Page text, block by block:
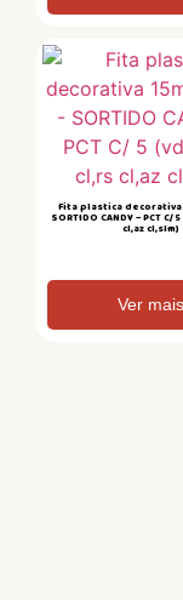
Fita plastica decorativa
SORTIDO CANDY – PCT C/
cl,az cl,slm)
Ver mais